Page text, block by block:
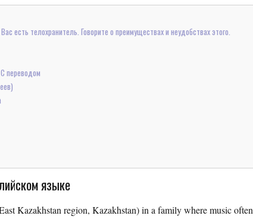
есть телохранитель. Говорите о преимуществах и неудобствах этого.
переводом
языке
Kazakhstan region, Kazakhstan) in a family where music often